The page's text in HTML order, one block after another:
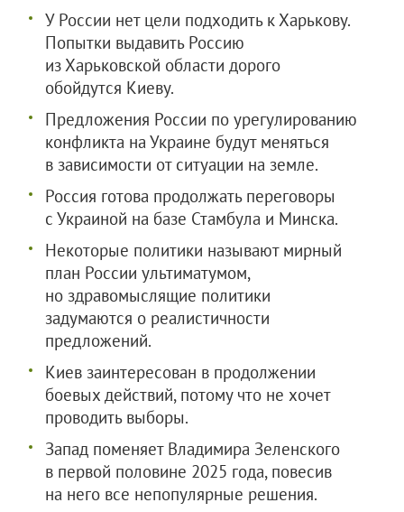
У России нет цели подходить к Харькову.
Попытки выдавить Россию
из Харьковской области дорого
обойдутся Киеву.
Предложения России по урегулированию
конфликта на Украине будут меняться
в зависимости от ситуации на земле.
Россия готова продолжать переговоры
с Украиной на базе Стамбула и Минска.
Некоторые политики называют мирный
план России ультиматумом,
но здравомыслящие политики
задумаются о реалистичности
предложений.
Киев заинтересован в продолжении
боевых действий, потому что не хочет
проводить выборы.
Запад поменяет Владимира Зеленского
в первой половине 2025 года, повесив
на него все непопулярные решения.